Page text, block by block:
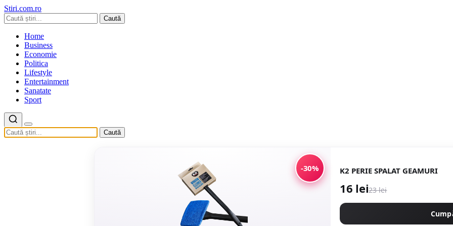
Stiri.com.ro
Caută
Home
Business
Economie
Politica
Lifestyle
Entertainment
Sanatate
Sport
Caută
-30% K2 PERIE SPALAT GEAMURI
16 lei23 lei